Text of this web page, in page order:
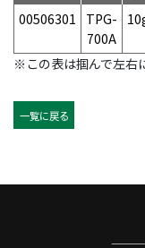
00506301
TPG-
700A
※この表は掴んで左右
一覧に戻る